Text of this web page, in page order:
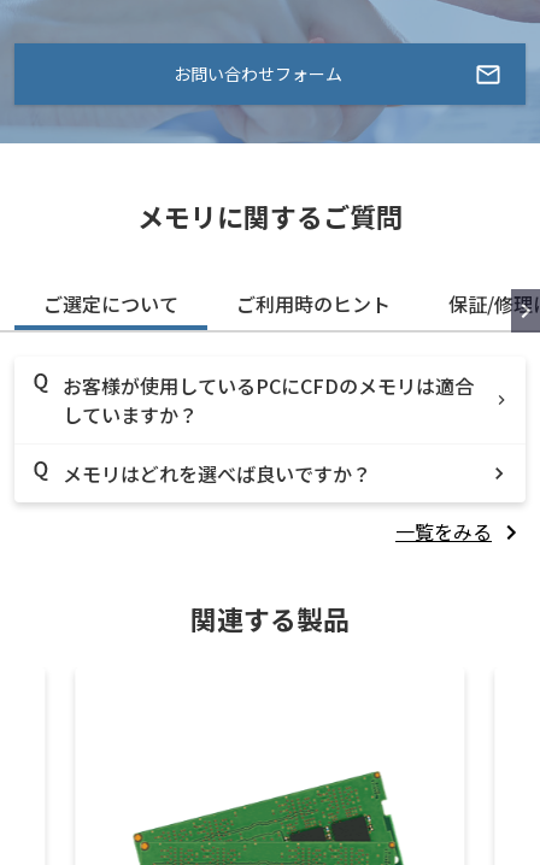
お問い合わせフォーム
メモリに関するご質問
ご選定について ご利用時のヒント 保証/修理
お客様が使用しているPCにCFDのメモリは適合
していますか？
メモリはどれを選べば良いですか？
一覧をみる
関連する製品